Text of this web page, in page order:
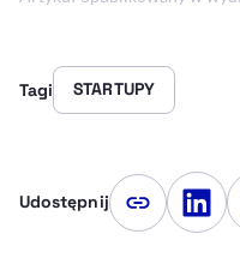
Tagi STARTUPY
Udostępnij Kopiuj link